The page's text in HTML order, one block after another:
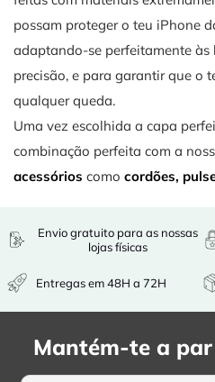
possam proteger o teu iPhone
adaptando-se perfeitamente às
precisão, e para garantir que o
qualquer queda.
Uma vez escolhida a capa
combinação perfeita com a
acessórios como cordões,
Envio gratuito para as nossas
lojas físicas
Entregas em 48H a 72H
Mantém-te a